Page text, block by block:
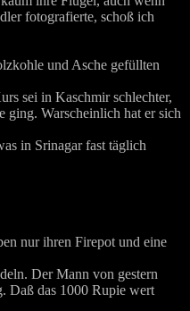
fotografierte, schoß ich
und Asche gefüllten
sei in Kaschmir schlechter,
ging. Warscheinlich hat er sich
in Srinagar fast täglich
nur ihren Firepot und eine
Der Mann von gestern
Daß das 1000 Rupie wert